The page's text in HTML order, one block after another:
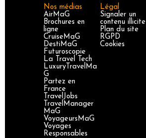
Nos médias
AirMaG
Brochures en
ligne
CruiseMaG
DestiMaG
Futuroscopie
La Travel Tech
LuxuryTravelMa
G
Partez en
France
TravelJobs
TravelManager
MaG
VoyageursMaG
Voyages
Responsables
Légal
Signaler un
contenu illicite
Plan du site
RGPD
Cookies